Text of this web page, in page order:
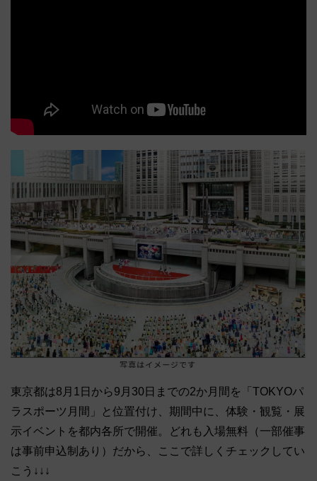
東京都は8月1日から9月30日までの2か月間を「TOKYOパ
ラスポーツ月間」と位置付け、期間中に、体験・観覧・展
示イベントを都内各所で開催。どれも入場無料（一部催事
は事前申込制あり）だから、ここで詳しくチェックしてい
こう↓↓↓